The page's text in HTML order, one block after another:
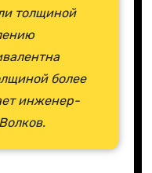
толщиной
более
инженер-